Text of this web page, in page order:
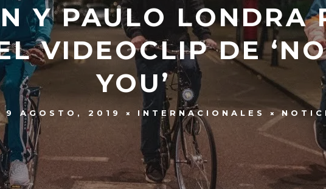
Y PAULO LONDRA
VIDEOCLIP DE
YOU’
9 AGOSTO, 2019 INTERNACIONALES